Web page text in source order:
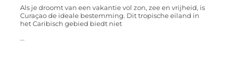
Als je droomt van een vakantie vol zon, zee en vrijheid, is
Curaçao de ideale bestemming. Dit tropische eiland in
het Caribisch gebied biedt niet
...